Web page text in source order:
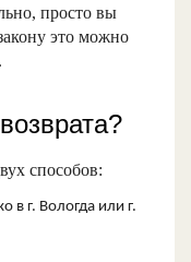
просто вы
это можно
способов:
в г. Вологда или г.